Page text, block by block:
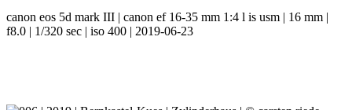
canon eos 5d mark III | canon ef 16-35 mm 1:4 l is usm | 16 mm |
f8.0 | 1/320 sec | iso 400 | 2019-06-23